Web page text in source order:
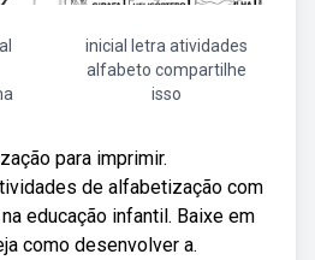
inicial letra atividades
alfabeto compartilhe
isso
para imprimir.
de alfabetização com
educação infantil. Baixe em
como desenvolver a.